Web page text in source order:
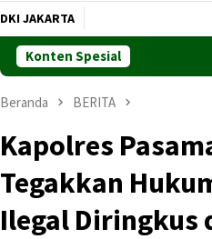
DKI JAKARTA
Konten Spesial
Beranda BERITA
Kapolres
Tegakkan
Ilegal Diringkus